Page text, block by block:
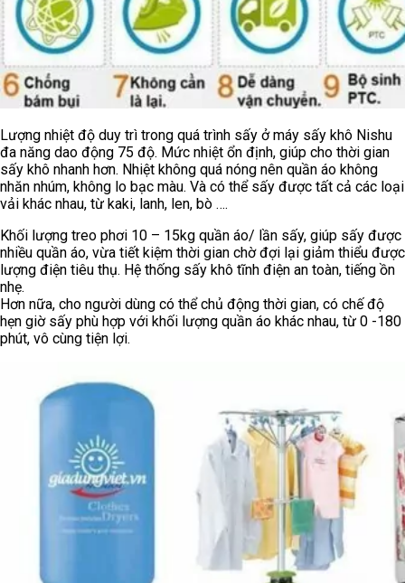
Lượng nhiệt độ duy trì trong quá trình sấy ở máy sấy khô Nishu
đa năng dao động 75 độ. Mức nhiệt ổn định, giúp cho thời gian
sấy khô nhanh hơn. Nhiệt không quá nóng nên quần áo không
nhăn nhúm, không lo bạc màu. Và có thể sấy được tất cả các loại
vải khác nhau, từ kaki, lanh, len, bò ….
Khối lượng treo phơi 10 – 15kg quần áo/ lần sấy, giúp sấy được
nhiều quần áo, vừa tiết kiệm thời gian chờ đợi lại giảm thiểu được
lượng điện tiêu thụ. Hệ thống sấy khô tĩnh điện an toàn, tiếng ồn
nhẹ.
Hơn nữa, cho người dùng có thể chủ động thời gian, có chế độ
hẹn giờ sấy phù hợp với khối lượng quần áo khác nhau, từ 0 -180
phút, vô cùng tiện lợi.